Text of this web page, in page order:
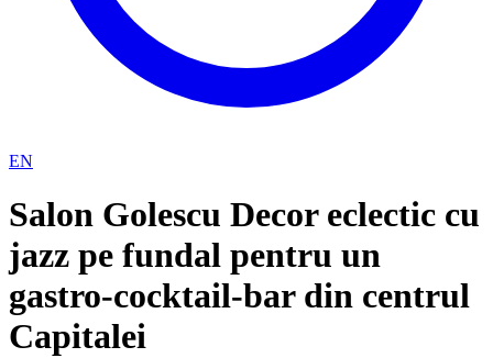
EN
Salon Golescu Decor eclectic cu
jazz pe fundal pentru un
gastro-cocktail-bar din centrul
Capitalei